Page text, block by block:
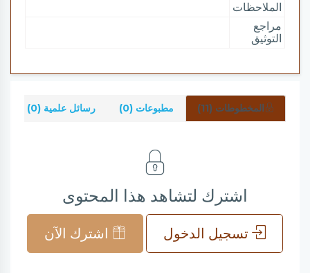
الملاحظات
مراجع
التوثيق
المخطوطات (11) مطبوعات (0) رسائل علمية (0)
اشترك لتشاهد هذا المحتوى
تسجيل الدخول اشترك الآن